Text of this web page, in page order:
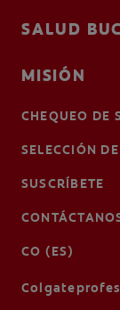
SALUD
MISIÓN
CHEQUEO DE
SELECCIÓN
SUSCRÍBETE
CO (ES)